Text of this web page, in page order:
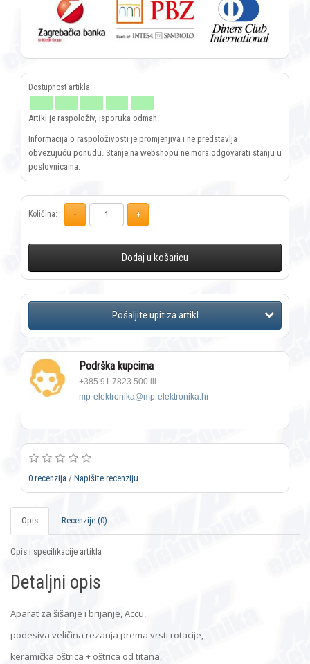
Artikl je raspoloživ, isporuka odmah.
Informacija o raspoloživosti je promjenjiva i ne predstavlja
obvezujuću ponudu. Stanje na webshopu ne mora odgovarati stanju u
poslovnicama.
Količina:
Dodaj u košaricu
Podrška kupcima
+385 91 7823 500 ili
mp-elektronika@mp-elektronika.hr
0 recenzija / Napišite recenziju
Opis Recenzije (0)
Opis i specifikacije artikla
Detaljni opis
Aparat za šišanje i brijanje, Accu,
podesiva veličina rezanja prema vrsti rotacije,
keramička oštrica + oštrica od titana,